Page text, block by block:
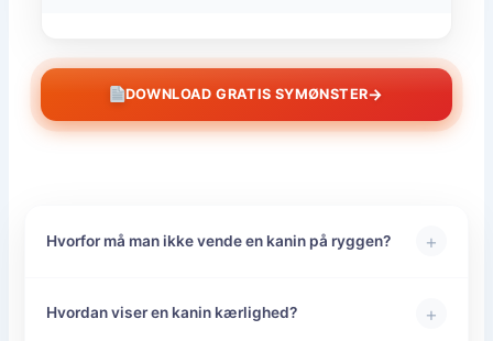
DOWNLOAD GRATIS SYMØNSTER→
Hvorfor må man ikke vende en kanin på ryggen? +
Hvordan viser en kanin kærlighed? +